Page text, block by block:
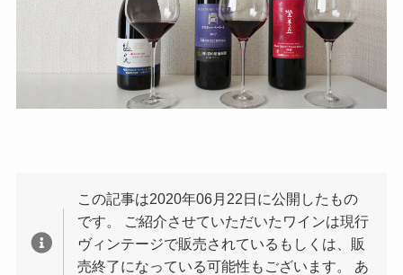
この記事は2020年06月22日に公開したもの
です。 ご紹介させていただいたワインは現行
ヴィンテージで販売されているもしくは、販
売終了になっている可能性もございます。 あ